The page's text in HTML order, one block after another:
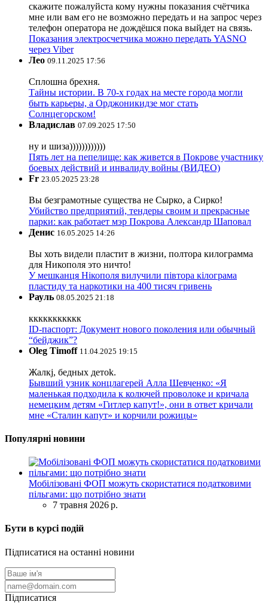
скажите пожалуйста кому нужны показания счётчика
мне или вам его не возможно передать и на запрос через
телефон оператора не дождёшся пока выйдет на связь.
Показания электросчетчика можно передать YASNO
через Viber
Лео 09.11.2025 17:56
Сплошна брехня.
Тайны истории. В 70-х годах на месте города могли
быть карьеры, а Орджоникидзе мог стать
Солнцегорском!
Владислав 07.09.2025 17:50
ну и шиза))))))))))))
Пять лет на пепелище: как живется в Покрове участнику
боевых действий и инвалиду войны (ВИДЕО)
Fr 23.05.2025 23:28
Вы безграмотные существа не Сырко, а Сирко!
Убийство предприятий, тендеры своим и прекрасные
парки: как работает мэр Покрова Александр Шаповал
Денис 16.05.2025 14:26
Вы хоть видели пластит в жизни, полтора килограмма
для Никополя это ничто!
У мешканця Нікополя вилучили півтора кілограма
пластиду та наркотики на 400 тисяч гривень
Рауль 08.05.2025 21:18
ккккккккккк
ID-паспорт: Документ нового поколения или обычный
“бейджик”?
Oleg Timoff 11.04.2025 19:15
Жалкj, бедных детok.
Бывший узник концлагерей Алла Шевченко: «Я
маленькая подходила к колючей проволоке и кричала
немецким детям «Гитлер капут!», они в ответ кричали
мне «Сталин капут» и корчили рожицы»
Популярні новини
Мобілізовані ФОП можуть скористатися податковими
пільгами: що потрібно знати
7 травня 2026 р.
Бути в курсі подій
Підписатися на останні новини
Підписатися